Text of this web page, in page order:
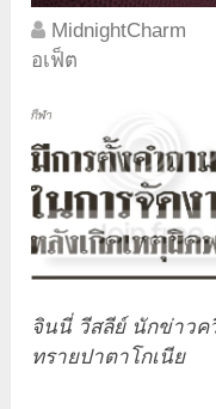
MidnightCharm
อเฟ็ต
จินนี่ วีสลีย์ นักข่าวค
ทรายปาตาโกเนีย